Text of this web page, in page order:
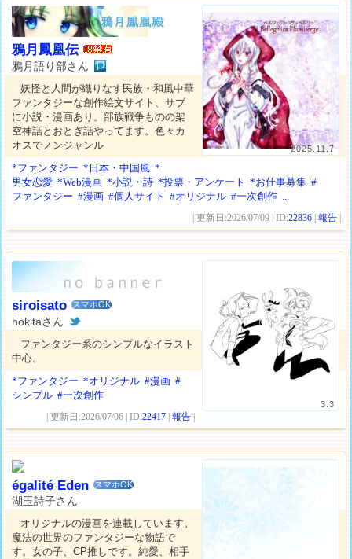
2025.11.7
鴉月鳳凰伝
鴉月語り部さん
妖怪と人間が織りなす民族・和風中華
ファンタジーな創作絵文サイト、サブ
に小説・漫画あり。部族戦争ものの架
空神話とおとぎ話やってます。色々カ
オスでノンジャンル
*ファンタジー *日本・中国風 *
男女恋愛 *Web漫画 *小説・詩 *投票・アンケート *お仕事募集 #
ファンタジー #漫画 #個人サイト #オリジナル #一次創作 ...
| 更新日:2026/07/09 | ID:22836 |報告
3.3
siroisato スマホOK
hokitaさん
ファンタジー系のシンプルなイラスト
中心。
*ファンタジー *オリジナル #漫画 #
シンプル #一次創作
| 更新日:2026/07/06 | ID:22417 |報告
égalité Eden スマホOK
湖玉詩子さん
オリジナルの漫画を連載しています。
魔法の世界のファンタジーな物語で
す。女の子、CP推しです。純愛、相手